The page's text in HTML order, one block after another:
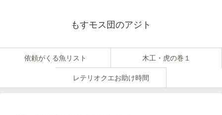
もすモス団のアジト
依頼がくる魚リスト 木工・虎の巻１
レテリオクエお助け時間